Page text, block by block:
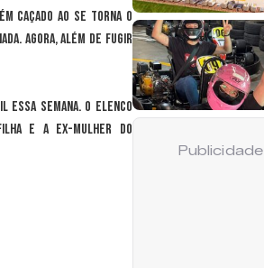
caçado ao se torna o
Agora, além de fugir
essa semana. O elenco
e a ex-mulher do
Publicidade